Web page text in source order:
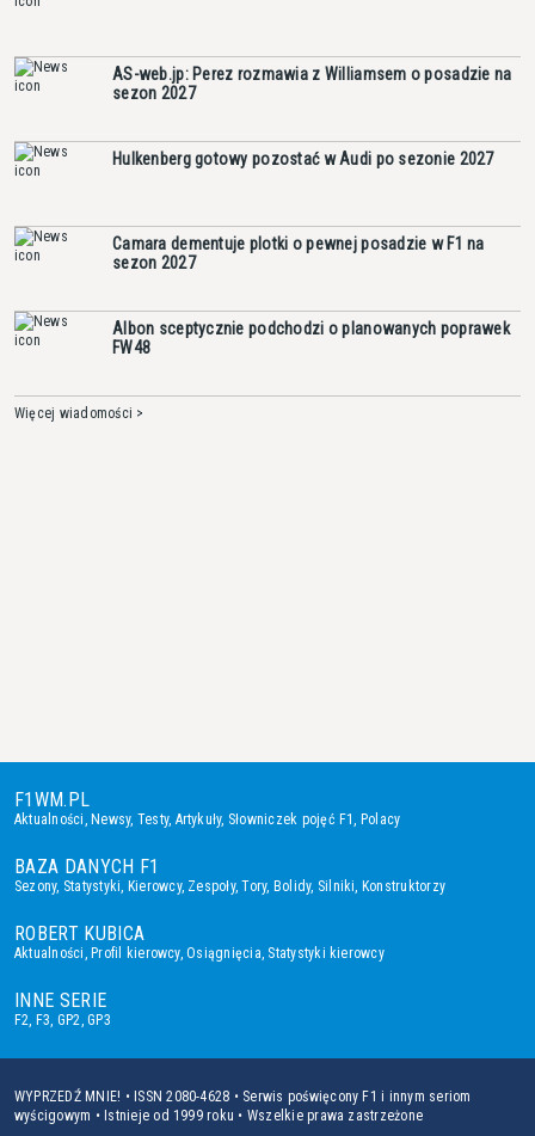
AS-web.jp: Perez rozmawia z Williamsem o posadzie na
sezon 2027
Hulkenberg gotowy pozostać w Audi po sezonie 2027
Camara dementuje plotki o pewnej posadzie w F1 na
sezon 2027
Albon sceptycznie podchodzi o planowanych poprawek
FW48
Więcej wiadomości >
F1WM.PL
Aktualności,Newsy, Testy, Artykuły, Słowniczek pojęć F1, Polacy
BAZA DANYCH F1
Sezony, Statystyki, Kierowcy, Zespoły,Tory, Bolidy, Silniki, Konstruktorzy
ROBERT KUBICA
Aktualności,Profil kierowcy,Osiągnięcia, Statystyki kierowcy
INNE SERIE
F2, F3, GP2,GP3
WYPRZEDŹ MNIE! • ISSN 2080-4628 • Serwis poświęcony F1 i innym seriom
wyścigowym • Istnieje od 1999 roku • Wszelkie prawa zastrzeżone